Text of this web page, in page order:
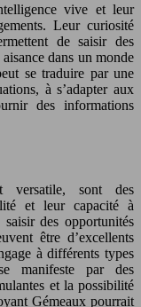
vive et leur
Leur curiosité
de saisir des
dans un monde
se traduire par une
à s’adapter aux
des informations
versatile, sont des
et leur capacité à
des opportunités
être d’excellents
à différents types
manifeste par des
et la possibilité
Gémeaux pourrait